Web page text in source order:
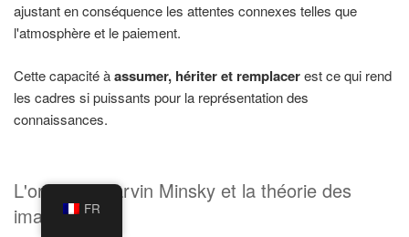
ajustant en conséquence les attentes connexes telles que
l'atmosphère et le paiement.
Cette capacité àassumer, hériter et remplacerest ce qui rend
les cadres si puissants pour la représentation des
connaissances.
L'origine : Marvin Minsky et la théorie des
images
FR